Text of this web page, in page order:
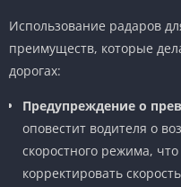
Использование радаров
преимуществ, которые
дорогах:
Предупреждение о
оповестит водителя о
скоростного режима,
корректировать